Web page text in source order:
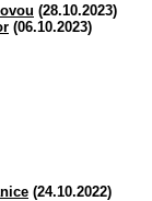
(28.10.2023)
(06.10.2023)
(24.10.2022)